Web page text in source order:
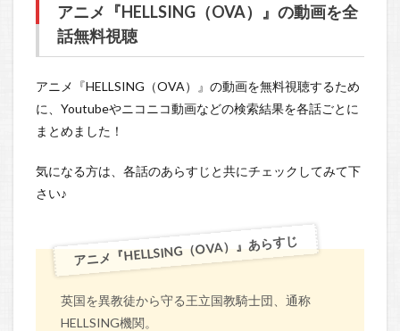
アニメ『HELLSING（OVA）』の動画を全
話無料視聴
アニメ『HELLSING（OVA）』の動画を無料視聴するため
に、Youtubeやニコニコ動画などの検索結果を各話ごとに
まとめました！
気になる方は、各話のあらすじと共にチェックしてみて下
さい♪
アニメ『HELLSING（OVA）』あらすじ
英国を異教徒から守る王立国教騎士団、通称
HELLSING機関。